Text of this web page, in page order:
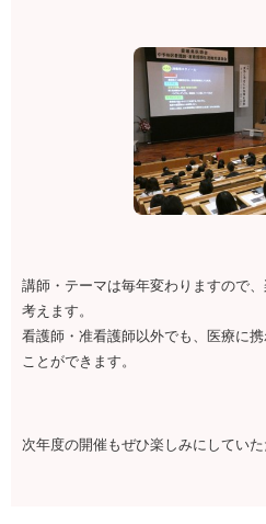
講師・テーマは毎年変わりますので
考えます。
看護師・准看護師以外でも、医療に
ことができます。
次年度の開催もぜひ楽しみにしていた